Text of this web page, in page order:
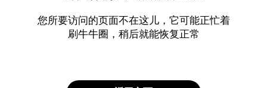
您所要访问的页面不在这儿，它可能正忙着
刷牛牛圈，稍后就能恢复正常